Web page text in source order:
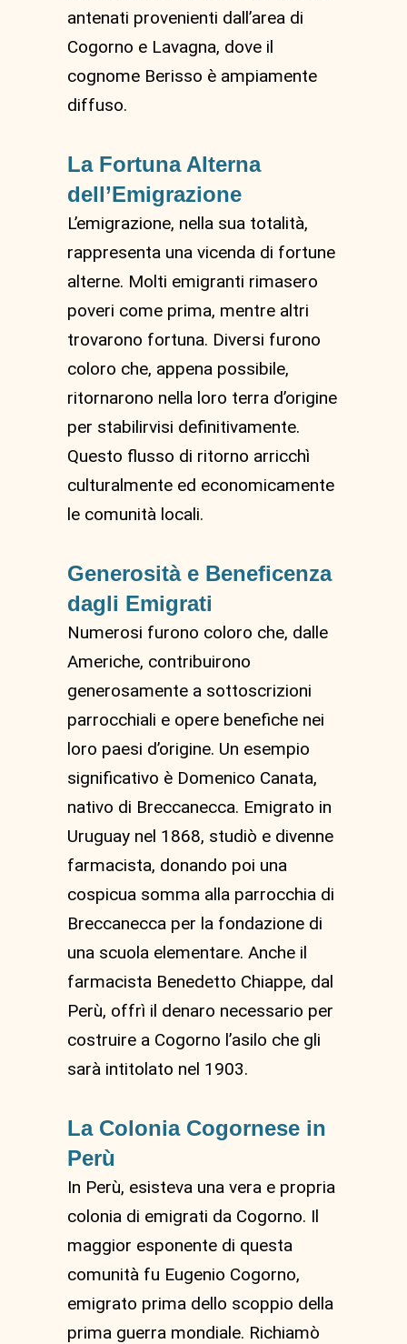
antenati provenienti dall’area di
Cogorno e Lavagna, dove il
cognome Berisso è ampiamente
diffuso.
La Fortuna Alterna
dell’Emigrazione
L’emigrazione, nella sua totalità,
rappresenta una vicenda di fortune
alterne. Molti emigranti rimasero
poveri come prima, mentre altri
trovarono fortuna. Diversi furono
coloro che, appena possibile,
ritornarono nella loro terra d’origine
per stabilirvisi definitivamente.
Questo flusso di ritorno arricchì
culturalmente ed economicamente
le comunità locali.
Generosità e Beneficenza
dagli Emigrati
Numerosi furono coloro che, dalle
Americhe, contribuirono
generosamente a sottoscrizioni
parrocchiali e opere benefiche nei
loro paesi d’origine. Un esempio
significativo è Domenico Canata,
nativo di Breccanecca. Emigrato in
Uruguay nel 1868, studiò e divenne
farmacista, donando poi una
cospicua somma alla parrocchia di
Breccanecca per la fondazione di
una scuola elementare. Anche il
farmacista Benedetto Chiappe, dal
Perù, offrì il denaro necessario per
costruire a Cogorno l’asilo che gli
sarà intitolato nel 1903.
La Colonia Cogornese in
Perù
In Perù, esisteva una vera e propria
colonia di emigrati da Cogorno. Il
maggior esponente di questa
comunità fu Eugenio Cogorno,
emigrato prima dello scoppio della
prima guerra mondiale. Richiamò